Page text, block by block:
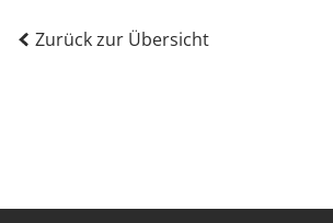
Zurück zur Übersicht